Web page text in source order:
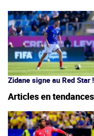
Zidane signe au Red Star !
Articles en tendances